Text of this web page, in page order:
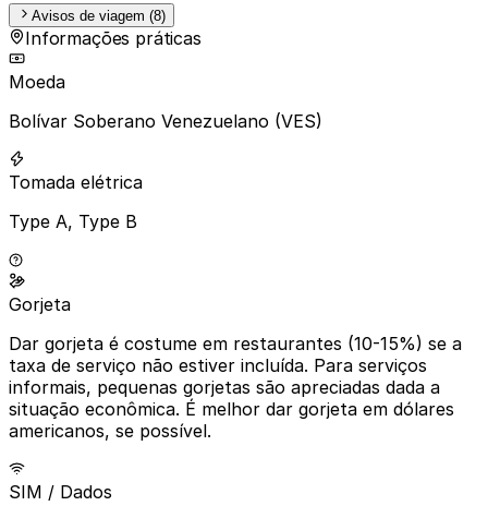
Avisos de viagem (8)
Informações práticas
Moeda
Bolívar Soberano Venezuelano (VES)
Tomada elétrica
Type A, Type B
Gorjeta
Dar gorjeta é costume em restaurantes (10-15%) se a
taxa de serviço não estiver incluída. Para serviços
informais, pequenas gorjetas são apreciadas dada a
situação econômica. É melhor dar gorjeta em dólares
americanos, se possível.
SIM / Dados